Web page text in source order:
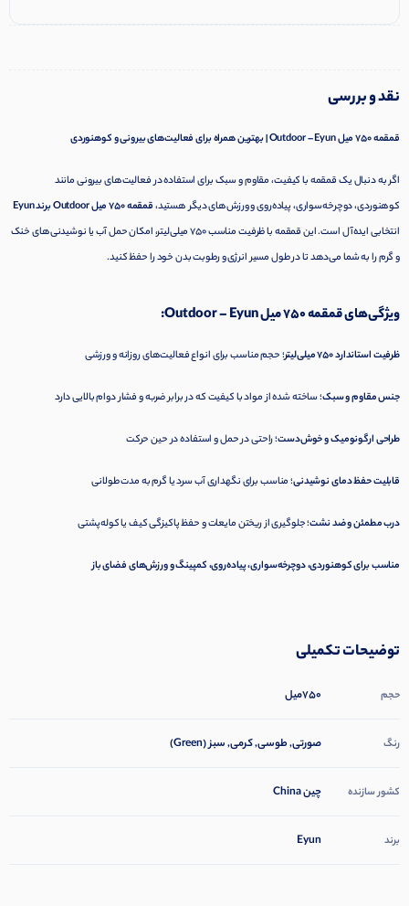
نقد و بررسی
قمقمه ۷۵۰ میل Outdoor – Eyun | بهترین همراه برای فعالیت‌های بیرونی و کوهنوردی
اگر به دنبال یک قمقمه با کیفیت، مقاوم و سبک برای استفاده در فعالیت‌های بیرونی مانند
کوهنوردی، دوچرخه‌سواری، پیاده‌روی و ورزش‌های دیگر هستید،قمقمه ۷۵۰ میل Outdoor برند Eyun
انتخابی ایده‌آل است. این قمقمه با ظرفیت مناسب ۷۵۰ میلی‌لیتر، امکان حمل آب یا نوشیدنی‌های خنک
و گرم را به شما می‌دهد تا در طول مسیر انرژی و رطوبت بدن خود را حفظ کنید.
ویژگی‌های قمقمه ۷۵۰ میل Outdoor – Eyun:
ظرفیت استاندارد ۷۵۰ میلی‌لیتر ؛ حجم مناسب برای انواع فعالیت‌های روزانه و ورزشی
جنس مقاوم و سبک؛ ساخته شده از مواد با کیفیت که در برابر ضربه و فشار دوام بالایی دارد
طراحی ارگونومیک و خوش‌دست؛ راحتی در حمل و استفاده در حین حرکت
قابلیت حفظ دمای نوشیدنی؛ مناسب برای نگهداری آب سرد یا گرم به مدت طولانی
درب مطمئن و ضد نشت؛ جلوگیری از ریختن مایعات و حفظ پاکیزگی کیف یا کوله‌پشتی
مناسب برای کوهنوردی، دوچرخه‌سواری، پیاده‌روی، کمپینگ و ورزش‌های فضای باز
توضیحات تکمیلی
حجم 750میل
رنگ صورتی, طوسی, کرمی, سبز (Green)
کشور سازنده چین China
برند Eyun